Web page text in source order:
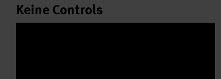
Keine Controls